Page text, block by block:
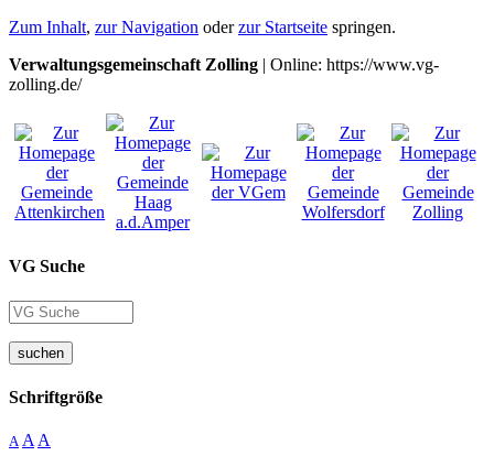
Zum Inhalt, zur Navigation oderzur Startseite springen.
Verwaltungsgemeinschaft Zolling | Online: https://www.vg-
zolling.de/
VG Suche
suchen
Schriftgröße
A A A